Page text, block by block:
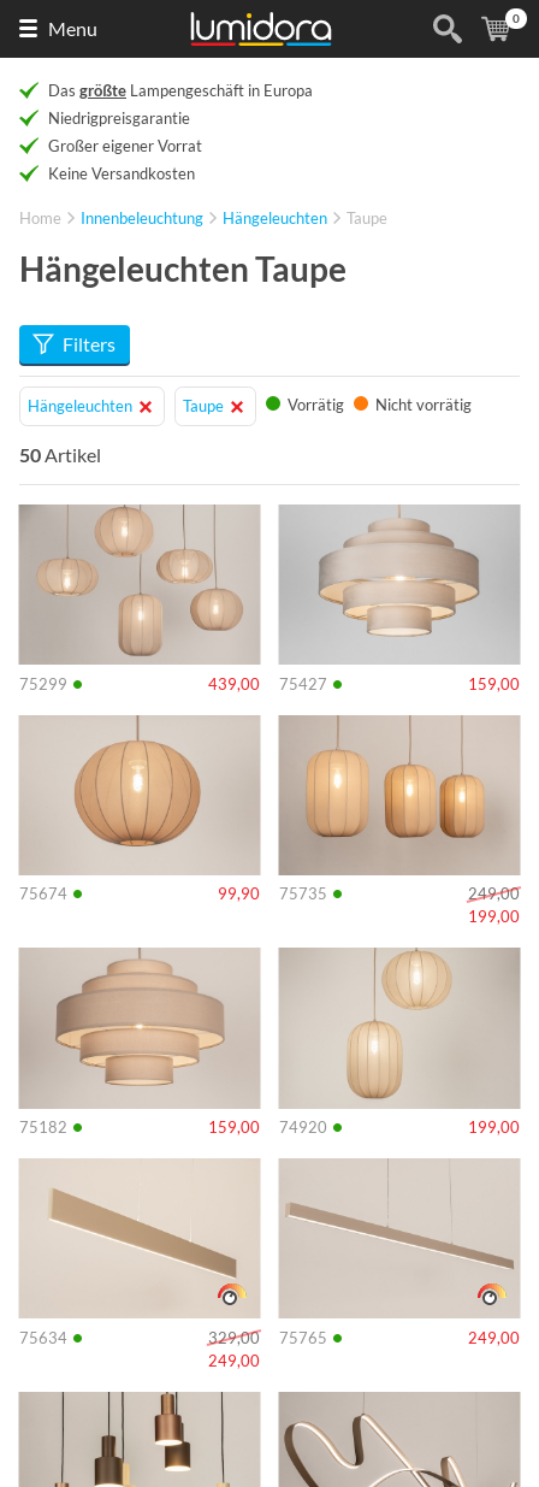
Menu (
0
Das größte Lampengeschäft in Europa
Niedrigpreisgarantie
Großer eigener Vorrat
Keine Versandkosten
Home Innenbeleuchtung Hängeleuchten Taupe
Hängeleuchten Taupe
Filters
Hängeleuchten Taupe Vorrätig Nicht vorrätig
50Artikel
75299 • 439,00
Info
75427 • 159,00
Info
75674 • 99,90
Info
75735 •
249,00
199,00
Info
75182 • 159,00
Info
74920 • 199,00
Info
75634 •
329,00
249,00
Info
75765 • 249,00
Info
Info Info